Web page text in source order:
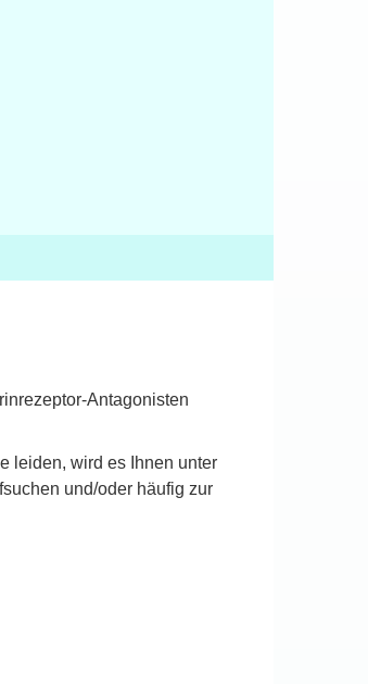
Antagonisten
leiden, wird es Ihnen unter
und/oder häufig zur